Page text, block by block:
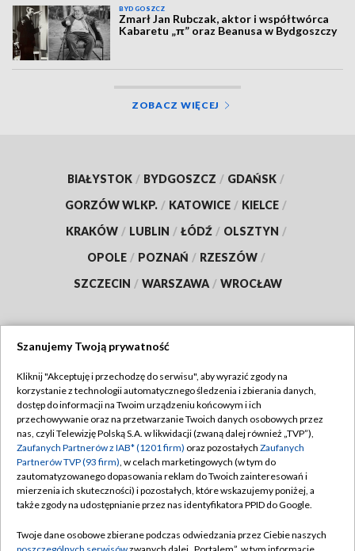
BYDGOSZCZ
Zmarł Jan Rubczak, aktor i współtwórca
Kabaretu „π” oraz Beanusa w Bydgoszczy
ZOBACZ WIĘCEJ
BIAŁYSTOK / BYDGOSZCZ / GDAŃSK /
GORZÓW WLKP. / KATOWICE / KIELCE /
KRAKÓW / LUBLIN / ŁÓDŹ / OLSZTYN /
OPOLE / POZNAŃ / RZESZÓW /
SZCZECIN / WARSZAWA / WROCŁAW
TVP
Abonament TVP
Emisja w TVP
Centrum informacji TVP
Naziemna Telewizja Cyfrowa
Rada Programowa
Regulamin TVP
Polityka prywatności
Moje zgody
Pomoc
Szanujemy Twoją prywatność
Kliknij "Akceptuję i przechodzę do serwisu", aby wyrazić zgody na
korzystanie z technologii automatycznego śledzenia i zbierania danych,
dostęp do informacji na Twoim urządzeniu końcowym i ich
przechowywanie oraz na przetwarzanie Twoich danych osobowych przez
nas, czyli Telewizję Polską S.A. w likwidacji (zwaną dalej również „TVP”),
Zaufanych Partnerów z IAB* (1201 firm) oraz pozostałych Zaufanych
Partnerów TVP (93 firm), w celach marketingowych (w tym do
zautomatyzowanego dopasowania reklam do Twoich zainteresowań i
mierzenia ich skuteczności) i pozostałych, które wskazujemy poniżej, a
także zgody na udostępnianie przez nas identyfikatora PPID do Google.
Twoje dane osobowe zbierane podczas odwiedzania przez Ciebie naszych